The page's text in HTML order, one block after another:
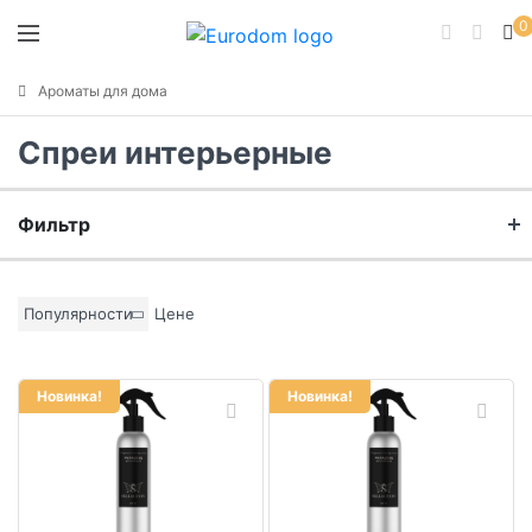
0
Ароматы для дома
Спреи интерьерные
Фильтр
Популярности Цене
Новинка! Новинка!